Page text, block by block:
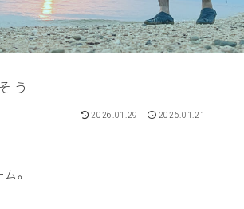
う
2026.01.29 2026.01.21
。